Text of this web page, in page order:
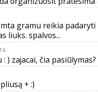
gramu reikia
liuks. spalvos...
) zajacai, čia pasiūlymas?
+ :)